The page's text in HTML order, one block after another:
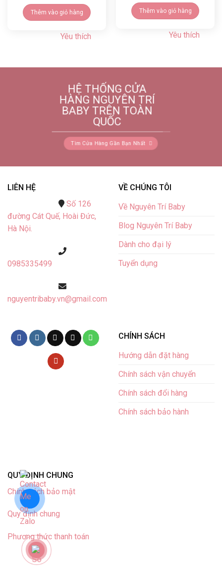
Thêm vào giỏ hàng
Yêu thích
Thêm vào giỏ hàng
Yêu thích
HỆ THỐNG CỬA
HÀNG NGUYÊN TRÍ
BABY TRÊN TOÀN
QUỐC
Tìm Cửa Hàng Gần Bạn Nhất
LIÊN HỆ
Số 126
đường Cát Quế, Hoài Đức,
Hà Nội.
0985335499
nguyentribaby.vn@gmail.com
VỀ CHÚNG TÔI
Về Nguyên Trí Baby
Blog Nguyên Trí Baby
Dành cho đại lý
Tuyển dụng
CHÍNH SÁCH
Hướng dẫn đặt hàng
Chính sách vận chuyển
Chính sách đổi hàng
Chính sách bảo hành
QUY ĐỊNH CHUNG
Chính sách bảo mật
Quy định chung
Phương thức thanh toán